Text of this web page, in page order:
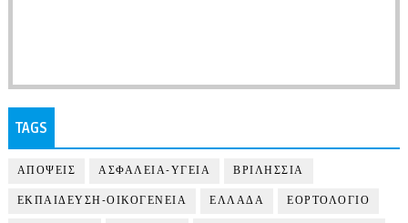
TAGS
ΑΠΟΨΕΙΣ ΑΣΦΑΛΕΙΑ-ΥΓΕΙΑ ΒΡΙΛΗΣΣΙΑ
ΕΚΠΑΙΔΕΥΣΗ-ΟΙΚΟΓΕΝΕΙΑ ΕΛΛΑΔΑ ΕΟΡΤΟΛΟΓΙΟ